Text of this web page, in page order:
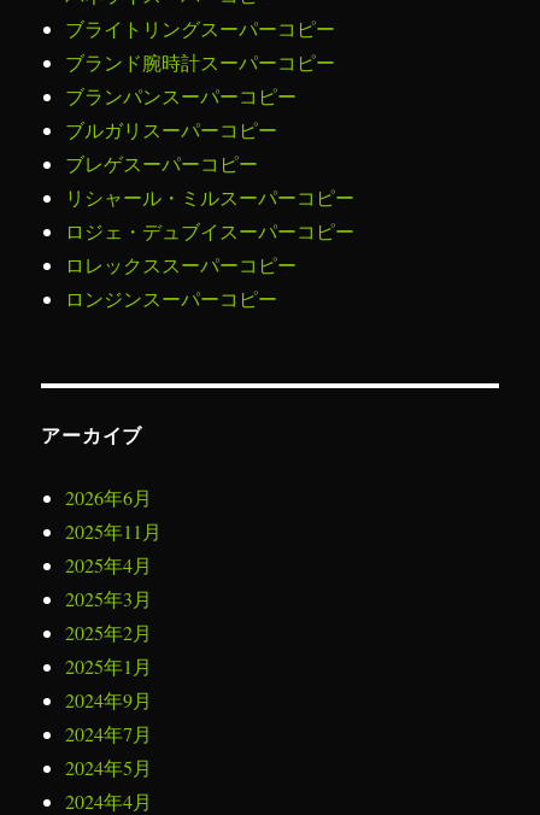
ブライトリングスーパーコピー
ブランド腕時計スーパーコピー
ブランパンスーパーコピー
ブルガリスーパーコピー
ブレゲスーパーコピー
リシャール・ミルスーパーコピー
ロジェ・デュブイスーパーコピー
ロレックススーパーコピー
ロンジンスーパーコピー
アーカイブ
2026年6月
2025年11月
2025年4月
2025年3月
2025年2月
2025年1月
2024年9月
2024年7月
2024年5月
2024年4月